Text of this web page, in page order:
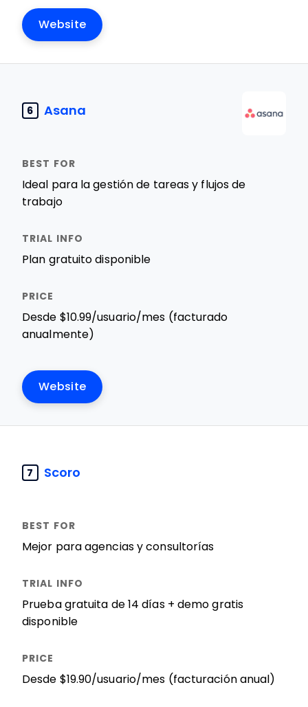
Website
6 Asana
Ideal para la gestión de tareas y flujos de
trabajo
Plan gratuito disponible
Desde $10.99/usuario/mes (facturado
anualmente)
Website
7 Scoro
Mejor para agencias y consultorías
Prueba gratuita de 14 días + demo gratis
disponible
Desde $19.90/usuario/mes (facturación anual)